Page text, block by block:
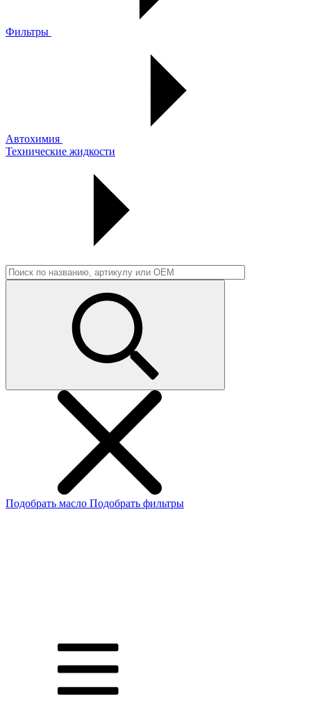
Фильтры
Автохимия
Технические жидкости
Подобрать масло Подобрать фильтры